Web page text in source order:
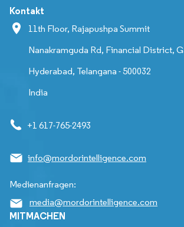
Kontakt
11th Floor, Rajapushpa Summit
Nanakramguda Rd, Financial District,
Hyderabad, Telangana - 500032
India
+1 617-765-2493
info@mordorintelligence.com
Medienanfragen:
media@mordorintelligence.com
MITMACHEN